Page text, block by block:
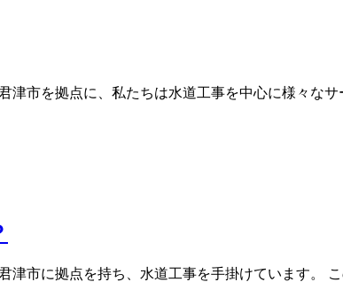
津市を拠点に、私たちは水道工事を中心に様々な
津市に拠点を持ち、水道工事を手掛けています。